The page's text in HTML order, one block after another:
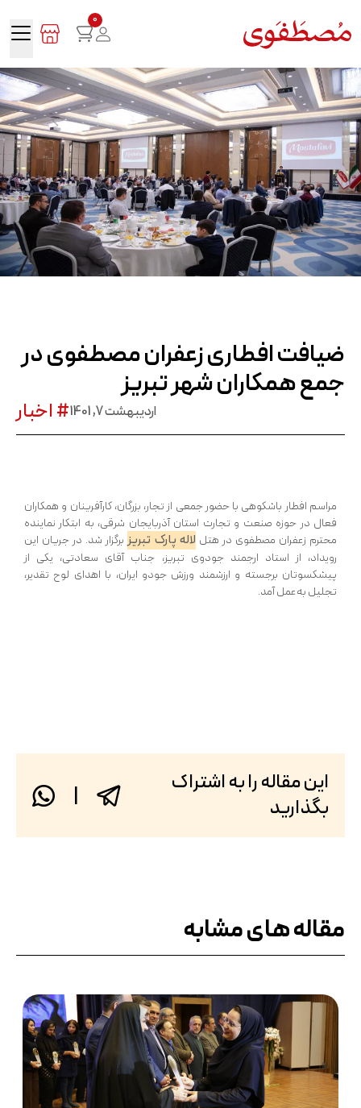
0
ضیافت افطاری زعفران مصطفوی در
جمع همکاران شهر تبریز
اردیبهشت 7, 1401 # اخبار
مراسم افطار باشکوهی با حضور جمعی از تجار، بزرگان، کارآفرینان و همکاران
فعال در حوزه صنعت و تجارت استان آذربایجان شرقی، به ابتکار نماینده
محترم زعفران مصطفوی در هتل لاله‌ پارک تبریزبرگزار شد. در جریان این
رویداد، از استاد ارجمند جودوی تبریز، جناب آقای سعادتی، یکی از
پیشکسوتان برجسته و ارزشمند ورزش جودو ایران، با اهدای لوح تقدیر،
تجلیل به‌عمل آمد.
این مقاله را به اشتراک
بگذارید
|
مقاله های مشابه